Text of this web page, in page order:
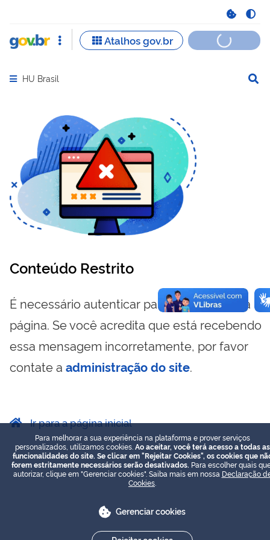
Abrir menu principal de navegação
HU Brasil
Conteúdo Restrito
É necessário autenticar para visualizar essa
página. Se você acredita que está recebendo
essa mensagem incorretamente, por favor
contate a administração do site.
Ir para a página inicial
Para melhorar a sua experiência na plataforma e prover serviços
personalizados, utilizamos cookies. Ao aceitar, você terá acesso a todas as
funcionalidades do site. Se clicar em "Rejeitar Cookies", os cookies que
forem estritamente necessários serão desativados. Para escolher quais
autorizar, clique em "Gerenciar cookies". Saiba mais em nossa Declaração
Cookies
Gerenciar cookies